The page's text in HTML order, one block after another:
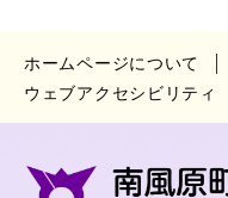
ホームページについて
ウェブアクセシビリティ